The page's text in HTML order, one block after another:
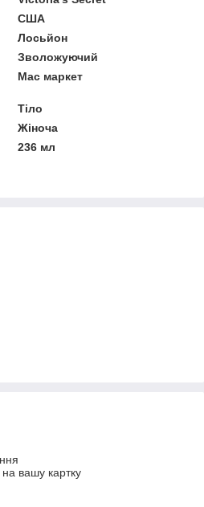
США
Лосьйон
Зволожуючий
Мас маркет
Тіло
Жіноча
236 мл
вашу картку